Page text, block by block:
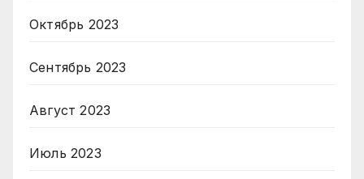
Октябрь 2023
Сентябрь 2023
Август 2023
Июль 2023